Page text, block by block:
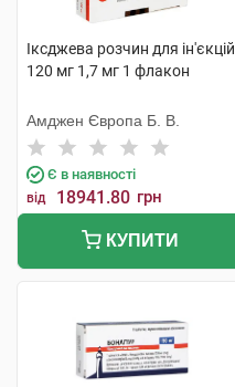
Іксджева розчин для ін'єкцій
120 мг 1,7 мг 1 флакон
Амджен Європа Б. В.
Є в наявності
від 18941.80 грн
КУПИТИ